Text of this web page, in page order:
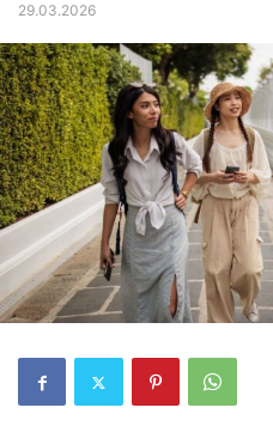
29.03.2026